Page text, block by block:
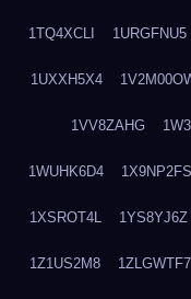
1TQ4XCLI 1URGFNU5
1UXXH5X4
1VV8ZAHG
1WUHK6D4 1X9NP2FS
1XSROT4L 1YS8YJ6Z
1Z1US2M8 1ZLGWTF7